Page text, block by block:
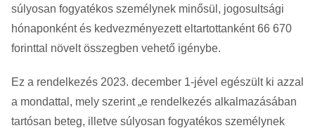
súlyosan fogyatékos személynek minősül, jogosultsági
hónaponként és kedvezményezett eltartottanként 66 670
forinttal növelt összegben vehető igénybe.
Ez a rendelkezés 2023. december 1-jével egészült ki azzal
a mondattal, mely szerint „e rendelkezés alkalmazásában
tartósan beteg, illetve súlyosan fogyatékos személynek